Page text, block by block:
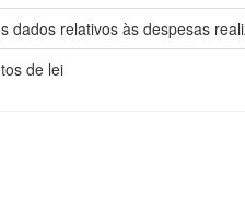
dados relativos às despesas
de lei